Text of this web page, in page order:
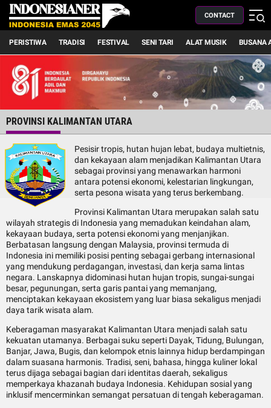
CONTACT
PERISTIWA TRADISI FESTIVAL SENI TARI ALAT MUSIK BUSANA
PROVINSI KALIMANTAN UTARA
Pesisir tropis, hutan hujan lebat, budaya multietnis,
dan kekayaan alam menjadikan Kalimantan Utara
sebagai provinsi yang menawarkan harmoni
antara potensi ekonomi, kelestarian lingkungan,
serta pesona wisata yang terus berkembang.
Provinsi Kalimantan Utara merupakan salah satu
wilayah strategis di Indonesia yang memadukan keindahan alam,
kekayaan budaya, serta potensi ekonomi yang menjanjikan.
Berbatasan langsung dengan Malaysia, provinsi termuda di
Indonesia ini memiliki posisi penting sebagai gerbang internasional
yang mendukung perdagangan, investasi, dan kerja sama lintas
negara. Lanskapnya didominasi hutan hujan tropis, sungai-sungai
besar, pegunungan, serta garis pantai yang memanjang,
menciptakan kekayaan ekosistem yang luar biasa sekaligus menjadi
daya tarik wisata alam.
Keberagaman masyarakat Kalimantan Utara menjadi salah satu
kekuatan utamanya. Berbagai suku seperti Dayak, Tidung, Bulungan,
Banjar, Jawa, Bugis, dan kelompok etnis lainnya hidup berdampingan
dalam suasana harmonis. Tradisi, seni, bahasa, hingga kuliner lokal
terus dijaga sebagai bagian dari identitas daerah, sekaligus
memperkaya khazanah budaya Indonesia. Kehidupan sosial yang
inklusif mencerminkan semangat persatuan di tengah keberagaman.